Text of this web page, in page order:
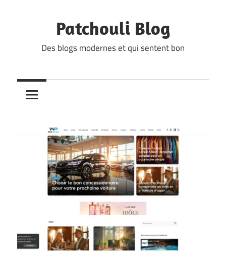
Patchouli Blog
Des blogs modernes et qui sentent bon